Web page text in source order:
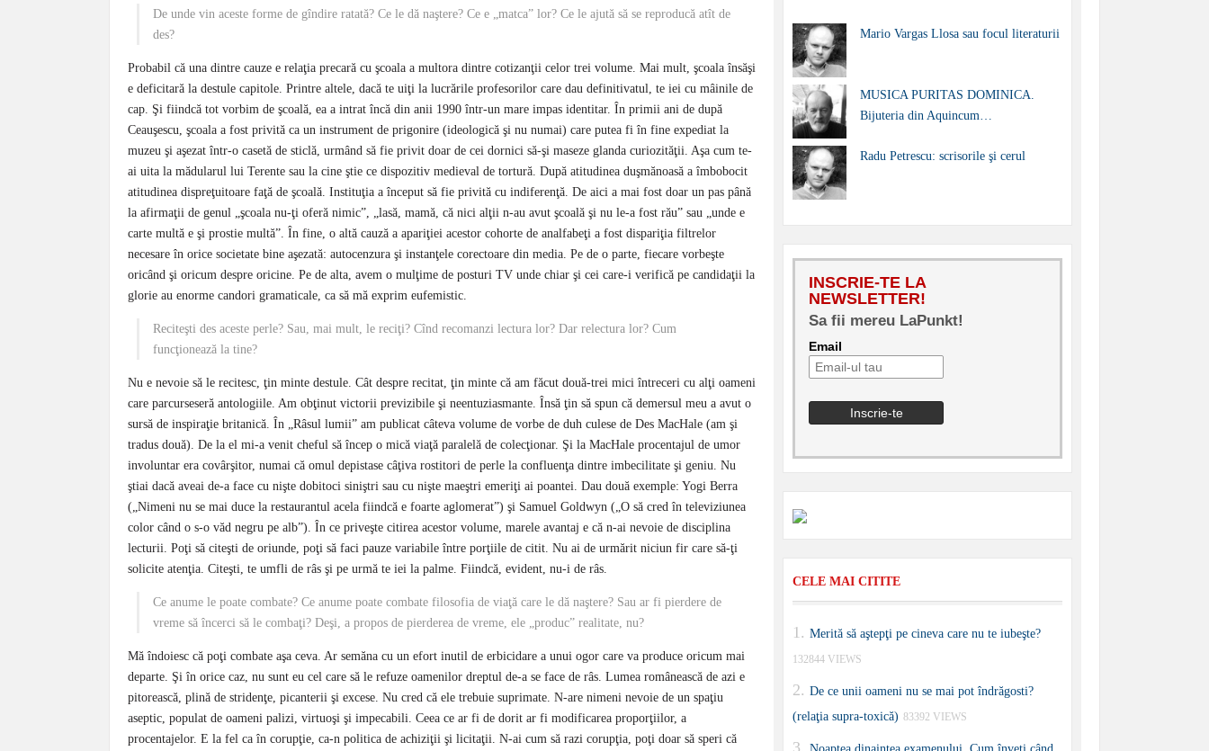
De unde vin aceste forme de gîndire ratată? Ce le dă naştere? Ce e „matca” lor? Ce le ajută să se reproducă atît de
des?
Probabil că una dintre cauze e relaţia precară cu şcoala a multora dintre cotizanţii celor trei volume. Mai mult, şcoala însăşi
e deficitară la destule capitole. Printre altele, dacă te uiţi la lucrările profesorilor care dau definitivatul, te iei cu mâinile de
cap. Şi fiindcă tot vorbim de şcoală, ea a intrat încă din anii 1990 într-un mare impas identitar. În primii ani de după
Ceauşescu, şcoala a fost privită ca un instrument de prigonire (ideologică şi nu numai) care putea fi în fine expediat la
muzeu şi aşezat într-o casetă de sticlă, urmând să fie privit doar de cei dornici să-şi maseze glanda curiozităţii. Aşa cum te-
ai uita la mădularul lui Terente sau la cine ştie ce dispozitiv medieval de tortură. După atitudinea duşmănoasă a îmbobocit
atitudinea dispreţuitoare faţă de şcoală. Instituţia a început să fie privită cu indiferenţă. De aici a mai fost doar un pas până
la afirmaţii de genul „şcoala nu-ţi oferă nimic”, „lasă, mamă, că nici alţii n-au avut şcoală şi nu le-a fost rău” sau „unde e
carte multă e şi prostie multă”. În fine, o altă cauză a apariţiei acestor cohorte de analfabeţi a fost dispariţia filtrelor
necesare în orice societate bine aşezată: autocenzura şi instanţele corectoare din media. Pe de o parte, fiecare vorbeşte
oricând şi oricum despre oricine. Pe de alta, avem o mulţime de posturi TV unde chiar şi cei care-i verifică pe candidaţii la
glorie au enorme candori gramaticale, ca să mă exprim eufemistic.
Reciteşti des aceste perle? Sau, mai mult, le reciţi? Cînd recomanzi lectura lor? Dar relectura lor? Cum
funcţionează la tine?
Nu e nevoie să le recitesc, ţin minte destule. Cât despre recitat, ţin minte că am făcut două-trei mici întreceri cu alţi oameni
care parcurseseră antologiile. Am obţinut victorii previzibile şi neentuziasmante. Însă ţin să spun că demersul meu a avut o
sursă de inspiraţie britanică. În „Râsul lumii” am publicat câteva volume de vorbe de duh culese de Des MacHale (am şi
tradus două). De la el mi-a venit cheful să încep o mică viaţă paralelă de colecţionar. Şi la MacHale procentajul de umor
involuntar era covârşitor, numai că omul depistase câţiva rostitori de perle la confluenţa dintre imbecilitate şi geniu. Nu
ştiai dacă aveai de-a face cu nişte dobitoci siniştri sau cu nişte maeştri emeriţi ai poantei. Dau două exemple: Yogi Berra
(„Nimeni nu se mai duce la restaurantul acela fiindcă e foarte aglomerat”) şi Samuel Goldwyn („O să cred în televiziunea
color când o s-o văd negru pe alb”). În ce priveşte citirea acestor volume, marele avantaj e că n-ai nevoie de disciplina
lecturii. Poţi să citeşti de oriunde, poţi să faci pauze variabile între porţiile de citit. Nu ai de urmărit niciun fir care să-ţi
solicite atenţia. Citeşti, te umfli de râs şi pe urmă te iei la palme. Fiindcă, evident, nu-i de râs.
Ce anume le poate combate? Ce anume poate combate filosofia de viaţă care le dă naştere? Sau ar fi pierdere de
vreme să încerci să le combaţi? Deşi, a propos de pierderea de vreme, ele „produc” realitate, nu?
Mă îndoiesc că poţi combate aşa ceva. Ar semăna cu un efort inutil de erbicidare a unui ogor care va produce oricum mai
departe. Şi în orice caz, nu sunt eu cel care să le refuze oamenilor dreptul de-a se face de râs. Lumea românească de azi e
pitorească, plină de stridenţe, picanterii şi excese. Nu cred că ele trebuie suprimate. N-are nimeni nevoie de un spaţiu
aseptic, populat de oameni palizi, virtuoşi şi impecabili. Ceea ce ar fi de dorit ar fi modificarea proporţiilor, a
procentajelor. E la fel ca în corupţie, ca-n politica de achiziţii şi licitaţii. N-ai cum să razi corupţia, poţi doar să speri că
Mario Vargas Llosa sau focul literaturii
MUSICA PURITAS DOMINICA.
Bijuteria din Aquincum…
Radu Petrescu: scrisorile şi cerul
INSCRIE-TE LA
NEWSLETTER!
Sa fii mereu LaPunkt!
Email
CELE MAI CITITE
Merită să aştepţi pe cineva care nu te iubeşte?
132844 VIEWS
De ce unii oameni nu se mai pot îndrăgosti?
(relaţia supra-toxică) 83392 VIEWS